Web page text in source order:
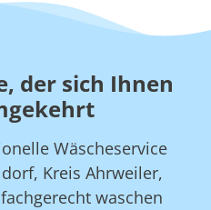
der sich Ihnen
Wäscheservice
Kreis Ahrweiler,
waschen